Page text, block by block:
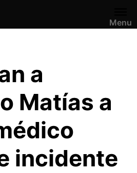
Menu
a
Matías a
incidente